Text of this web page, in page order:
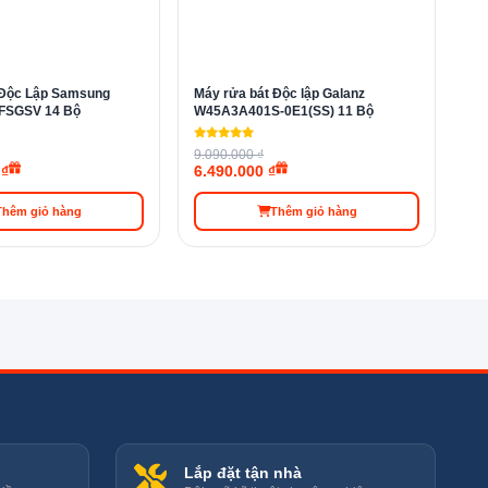
rửa. Lượng nước xả và thời gian xả được tăng cường
Lập Samsung
14 Bộ
giỏ hàng
Máy rửa bát Độc lập Galanz
W45A3A401S-0E1(SS) 11 Bộ
9.090.000 ₫
6.490.000 ₫
Thêm giỏ hàng
Lắp đặt tận nhà